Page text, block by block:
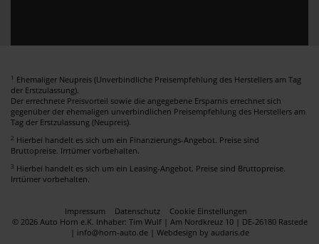
1 Ehemaliger Neupreis (Unverbindliche Preisempfehlung des Herstellers am Tag
der Erstzulassung).
Der errechnete Preisvorteil sowie die angegebene Ersparnis errechnet sich
gegenüber der ehemaligen unverbindlichen Preisempfehlung des Herstellers am
Tag der Erstzulassung (Neupreis).
2 Hierbei handelt es sich um ein Finanzierungs-Angebot. Preise sind
Bruttopreise. Irrtümer vorbehalten.
3 Hierbei handelt es sich um ein Leasing-Angebot. Preise sind Bruttopreise.
Irrtümer vorbehalten.
Impressum Datenschutz
Cookie Einstellungen
© 2026 Auto Horn e.K. Inhaber: Tim Wulf | Am Nordkreuz 10 | DE-26180 Rastede
| info@horn-auto.de | Webdesign by audaris.de